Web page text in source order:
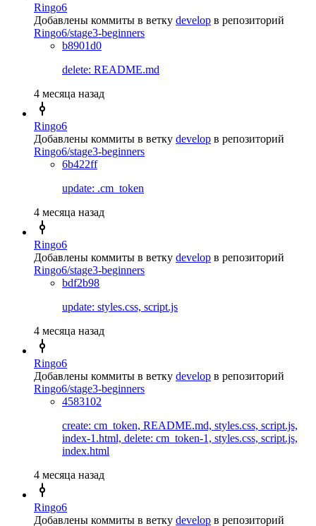
Ringo6
Добавлены коммиты в ветку develop в репозиторий
Ringo6/stage3-beginners
b8901d0
delete: README.md
4 месяца назад
Ringo6
Добавлены коммиты в ветку develop в репозиторий
Ringo6/stage3-beginners
6b422ff
update: .cm_token
4 месяца назад
Ringo6
Добавлены коммиты в ветку develop в репозиторий
Ringo6/stage3-beginners
bdf2b98
update: styles.css, script.js
4 месяца назад
Ringo6
Добавлены коммиты в ветку develop в репозиторий
Ringo6/stage3-beginners
4583102
create: cm_token, README.md, styles.css, script.js,
index-1.html, delete: cm_token-1, styles.css, script.js,
index.html
4 месяца назад
Ringo6
Добавлены коммиты в ветку develop в репозиторий